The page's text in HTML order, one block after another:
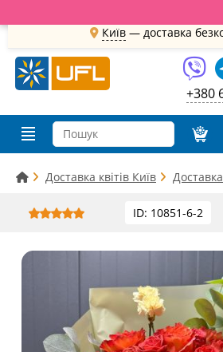
Київ — доставка
+380
Доставка квітів Київ
ID: 10851-6-2